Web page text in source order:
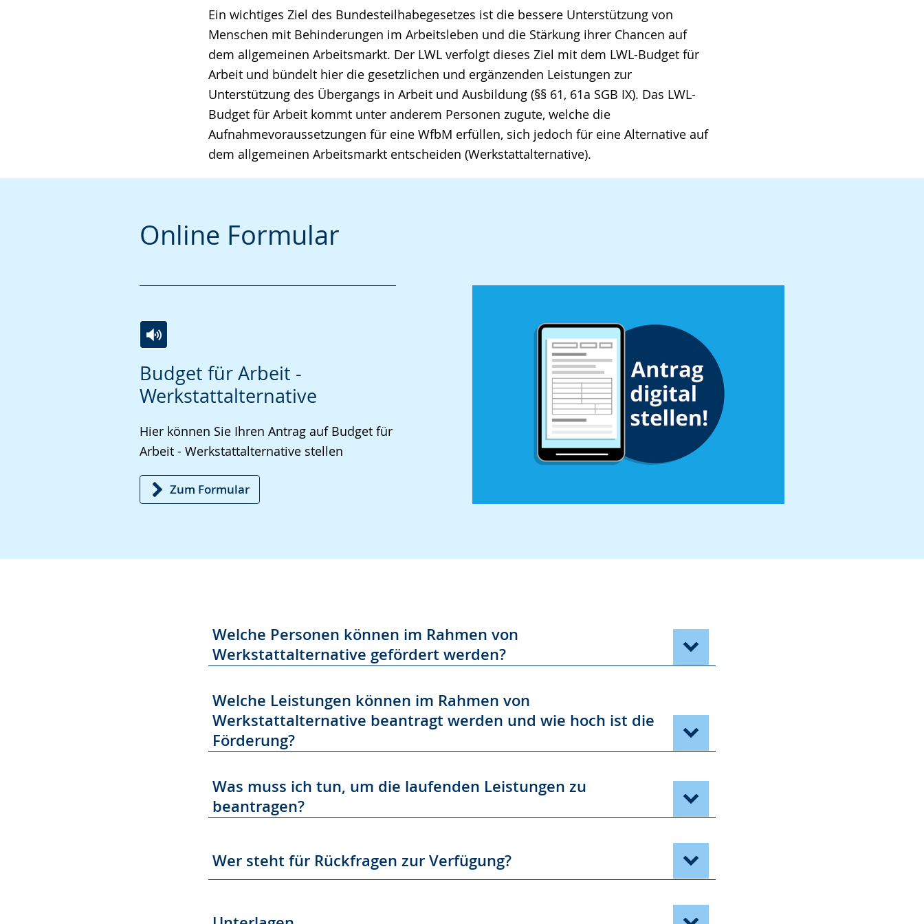
Ein wichtiges Ziel des Bundesteilhabegesetzes ist die bessere Unterstützung von
Menschen mit Behinderungen im Arbeitsleben und die Stärkung ihrer Chancen auf
dem allgemeinen Arbeitsmarkt. Der LWL verfolgt dieses Ziel mit dem LWL-Budget für
Arbeit und bündelt hier die gesetzlichen und ergänzenden Leistungen zur
Unterstützung des Übergangs in Arbeit und Ausbildung (§§ 61, 61a SGB IX). Das LWL-
Budget für Arbeit kommt unter anderem Personen zugute, welche die
Aufnahmevoraussetzungen für eine WfbM erfüllen, sich jedoch für eine Alternative auf
dem allgemeinen Arbeitsmarkt entscheiden (Werkstattalternative).
angezeigt.
Online Formular
Budget für Arbeit -
Werkstattalternative
Leichten
Sprache
Audio-
Unterstützung.
Video
in
Gebärdensprache
wird
angezeigt.
Hier können Sie Ihren Antrag auf Budget für
Arbeit - Werkstattalternative stellen
Zum Formular
Welche Personen können im Rahmen von
Werkstattalternative gefördert werden?
Welche Leistungen können im Rahmen von
Werkstattalternative beantragt werden und wie hoch ist die
Förderung?
Was muss ich tun, um die laufenden Leistungen zu
beantragen?
Wer steht für Rückfragen zur Verfügung?